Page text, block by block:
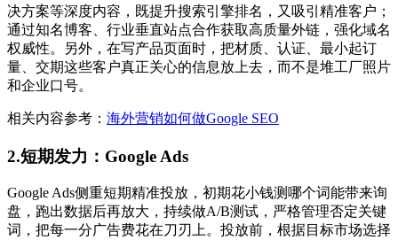
决方案等深度内容，既提升搜索引擎排名，又吸引精准客户；
通过知名博客、行业垂直站点合作获取高质量外链，强化域名
权威性。另外，在写产品页面时，把材质、认证、最小起订
量、交期这些客户真正关心的信息放上去，而不是堆工厂照片
和企业口号。
相关内容参考： 海外营销如何做Google SEO
2.短期发力：Google Ads
Google Ads侧重短期精准投放，初期花小钱测哪个词能带来询
盘，跑出数据后再放大，持续做A/B测试，严格管理否定关键
词，把每一分广告费花在刀刃上。投放前，根据目标市场选择